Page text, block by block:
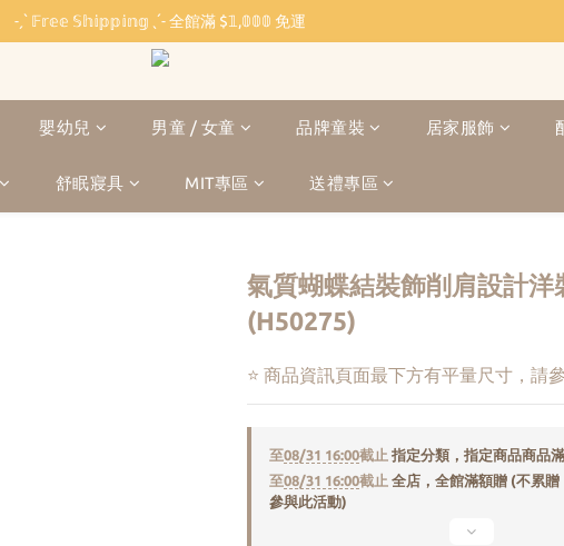
˗ˏˋ 𝔽𝕣𝕖𝕖 𝕊𝕙𝕚𝕡𝕡𝕚𝕟𝕘 ˎˊ˗ 全館滿 $𝟙,𝟘𝟘𝟘 免運
˗ˏˋ 𝔽𝕣𝕖𝕖 𝕊𝕙𝕚𝕡𝕡𝕚𝕟𝕘 ˎˊ˗ 全館滿 $𝟙,𝟘𝟘𝟘 免運
🏫 開學必備 ⸜ 四合一睡袋組 ⸝ 限時 $𝟐𝟔𝟖𝟎
🐳 清涼一夏 🎁 滿額贈 𝗕𝗔𝗕𝗬 𝗕𝗘𝗔𝗥 系列好禮
嬰幼兒 男童 / 女童 品牌童裝 居家服飾
舒眠寢具 MIT專區 送禮專區
氣質蝴蝶結裝飾削肩設計洋
(H50275)
⭐ 商品資訊頁面最下方有平量尺寸，請
至08/31 16:00截止 指定分類，指定商品商品
至08/31 16:00截止 全店，全館滿額贈 (不累贈
參與此活動)